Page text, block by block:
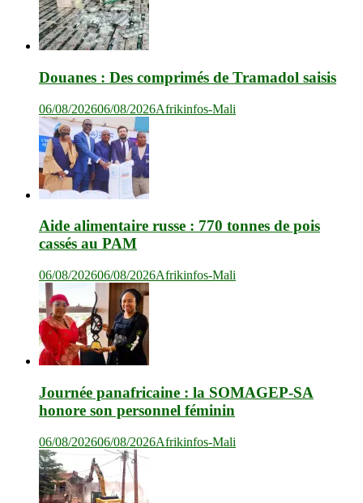
Douanes : Des comprimés de Tramadol saisis
06/08/202606/08/2026Afrikinfos-Mali
Aide alimentaire russe : 770 tonnes de pois
cassés au PAM
06/08/202606/08/2026Afrikinfos-Mali
Journée panafricaine : la SOMAGEP-SA
honore son personnel féminin
06/08/202606/08/2026Afrikinfos-Mali